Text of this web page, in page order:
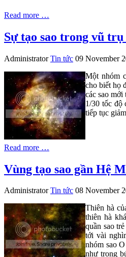
Read more …
Sự tạo sao trong vũ
Administrator Tin tức 09 November
Một nhóm
cho biết họ
các sao
1/30 tốc độ
tiếp tục
Read more …
Vùng tạo sao gần Hệ
Administrator Tin tức 08 November
Thiên hà
thiên hà
quần sao
tới vài
nhóm sao
như trong